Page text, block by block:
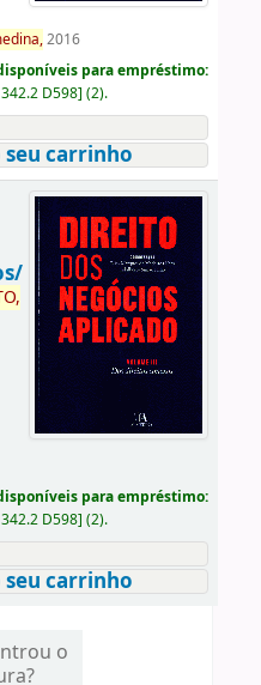
2016
para empréstimo:
342.2 D598] (2).
carrinho
para empréstimo:
342.2 D598] (2).
carrinho
o